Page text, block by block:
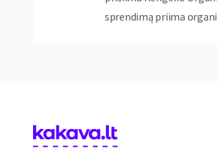
sprendimą priima